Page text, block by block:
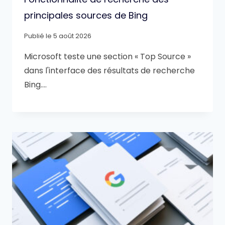
principales sources de Bing
Publié le 5 août 2026
Microsoft teste une section « Top Source »
dans l'interface des résultats de recherche
Bing….